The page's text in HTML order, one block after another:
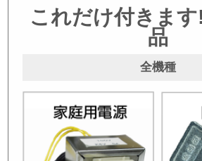
これだけ付きま
品
全機種